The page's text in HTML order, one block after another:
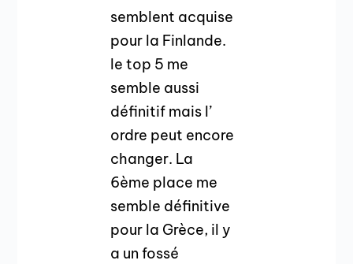
semblent acquise
pour la Finlande.
le top 5 me
semble aussi
définitif mais l’
ordre peut encore
changer. La
6ème place me
semble définitive
pour la Grèce, il y
a un fossé